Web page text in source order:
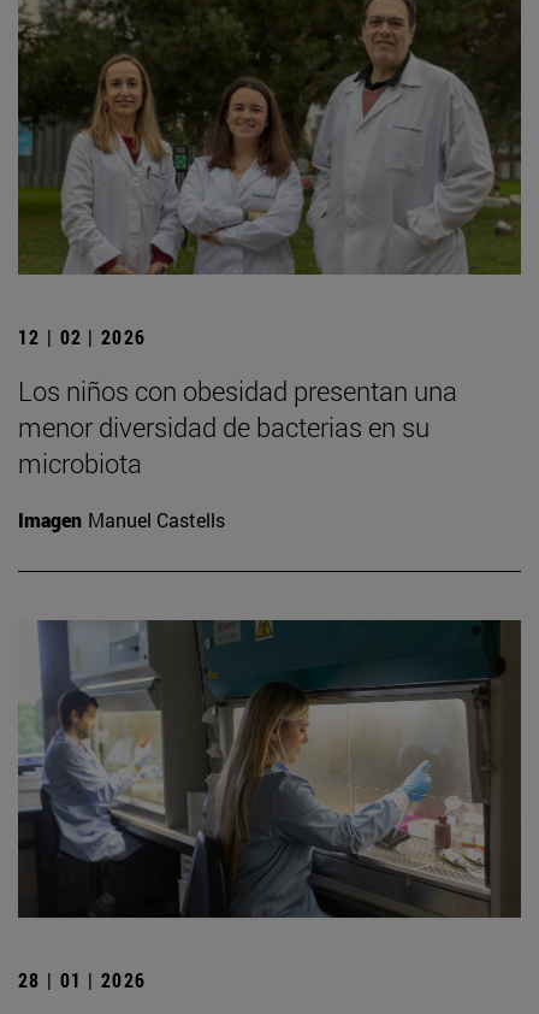
12 | 02 | 2026
Los niños con obesidad presentan una
menor diversidad de bacterias en su
microbiota
Imagen Manuel Castells
28 | 01 | 2026